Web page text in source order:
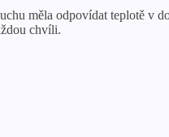
měla odpovídat teplotě v
chvíli.